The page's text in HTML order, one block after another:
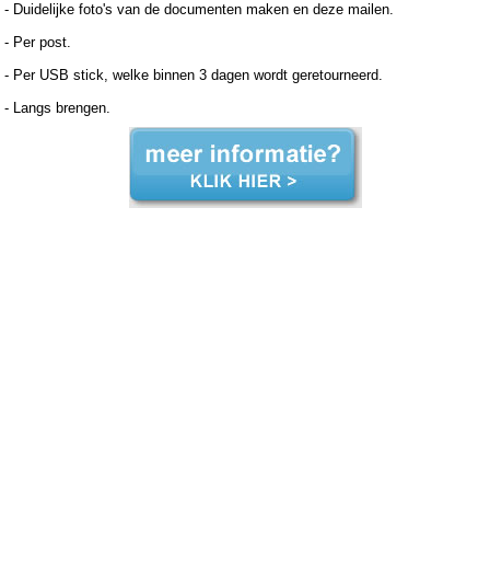
- Duidelijke foto's van de documenten maken en deze mailen.
- Per post.
- Per USB stick, welke binnen 3 dagen wordt geretourneerd.
- Langs brengen.